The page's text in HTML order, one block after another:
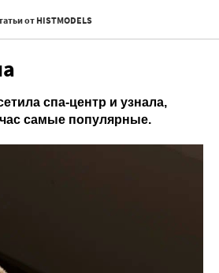
от HISTMODELS
спа‑центр и узнала,
самые популярные.